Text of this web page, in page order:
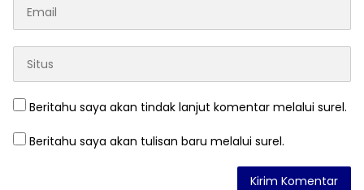
Beritahu saya akan tindak lanjut komentar melalui surel.
Beritahu saya akan tulisan baru melalui surel.